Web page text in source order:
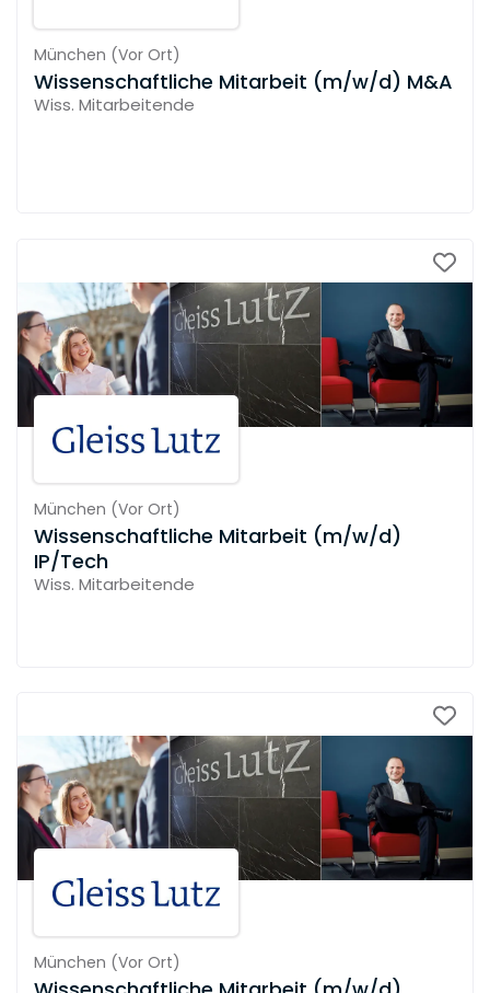
München (Vor Ort)
Wissenschaftliche Mitarbeit (m/w/d) M&A
Wiss. Mitarbeitende
München (Vor Ort)
Wissenschaftliche Mitarbeit (m/w/d)
IP/Tech
Wiss. Mitarbeitende
München (Vor Ort)